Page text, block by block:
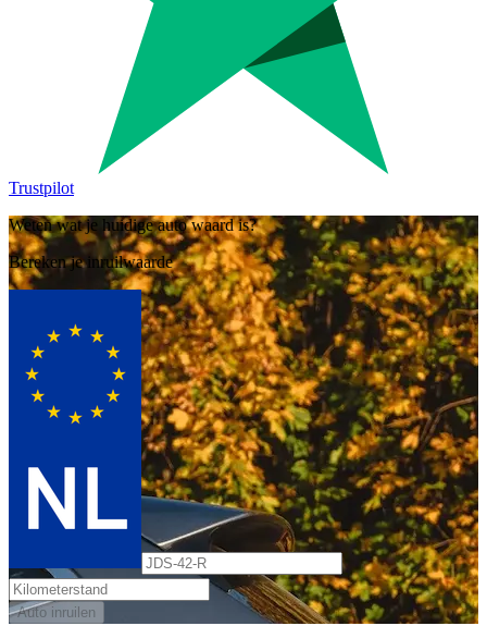
Trustpilot
Weten wat je huidige auto waard is?
Bereken je inruilwaarde
Auto inruilen